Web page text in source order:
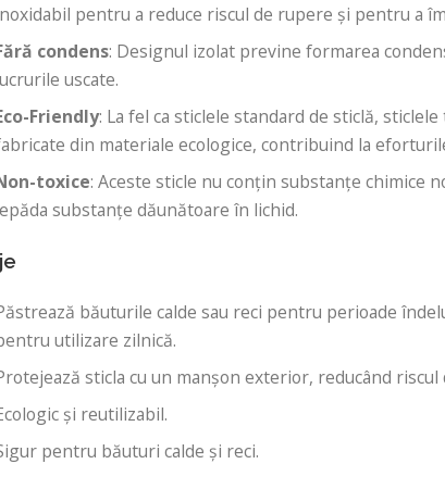
pentru a reduce riscul de rupere și pentru a
condens: Designul izolat previne formarea
uscate.
Friendly: La fel ca sticlele standard de sticlă,
din materiale ecologice, contribuind la
toxice: Aceste sticle nu conțin substanțe chimice
substanțe dăunătoare în lichid.
băuturile calde sau reci pentru perioade
utilizare zilnică.
sticla cu un manșon exterior, reducând
și reutilizabil.
pentru băuturi calde și reci.